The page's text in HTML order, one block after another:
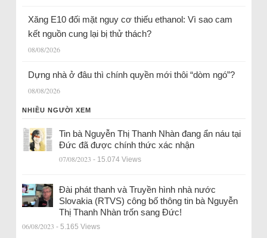
Xăng E10 đối mặt nguy cơ thiếu ethanol: Vì sao cam
kết nguồn cung lại bị thử thách?
08/08/2026
Dựng nhà ở đâu thì chính quyền mới thôi “dòm ngó”?
08/08/2026
NHIỀU NGƯỜI XEM
Tin bà Nguyễn Thị Thanh Nhàn đang ẩn náu tại
Đức đã được chính thức xác nhận
07/08/2023 - 15.074 Views
Đài phát thanh và Truyền hình nhà nước
Slovakia (RTVS) công bố thông tin bà Nguyễn
Thị Thanh Nhàn trốn sang Đức!
06/08/2023 - 5.165 Views